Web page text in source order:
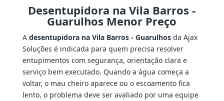
Desentupidora na Vila Barros -
Guarulhos Menor Preço
A desentupidora na Vila Barros - Guarulhosda Ajax
Soluções é indicada para quem precisa resolver
entupimentos com segurança, orientação clara e
serviço bem executado. Quando a água começa a
voltar, o mau cheiro aparece ou o escoamento fica
lento, o problema deve ser avaliado por uma equipe